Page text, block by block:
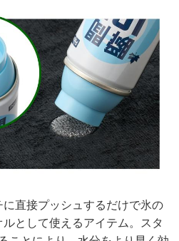
直接プッシュするだけで氷の
として使えるアイテム。スタ